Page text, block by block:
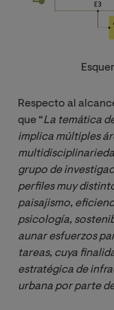
Respecto al
que “La temática
implica múltiples
grupo de
perfiles muy
paisajismo,
psicología,
aunar esfuerzos
tareas, cuya
estratégica de
urbana por parte